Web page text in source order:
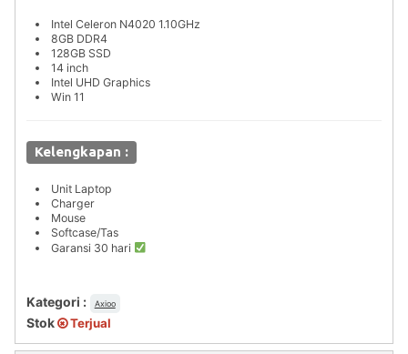
Intel Celeron N4020 1.10GHz
8GB DDR4
128GB SSD
14 inch
Intel UHD Graphics
Win 11
Kelengkapan :
Unit Laptop
Charger
Mouse
Softcase/Tas
Garansi 30 hari
Kategori : Axioo
Stok Terjual